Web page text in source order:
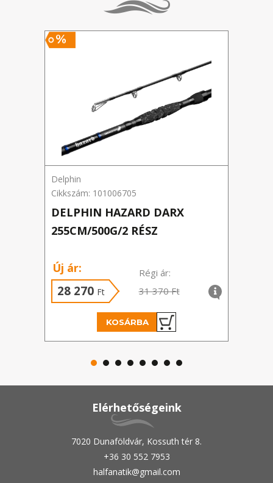
%
Delphin
Cikkszám: 101006705
DELPHIN HAZARD DARX
255CM/500G/2 RÉSZ
Új ár:
28 270 Ft
Régi ár:
31 370 Ft
KOSÁRBA
Elérhetőségeink
7020 Dunaföldvár, Kossuth tér 8.
+36 30 552 7953
halfanatik@gmail.com